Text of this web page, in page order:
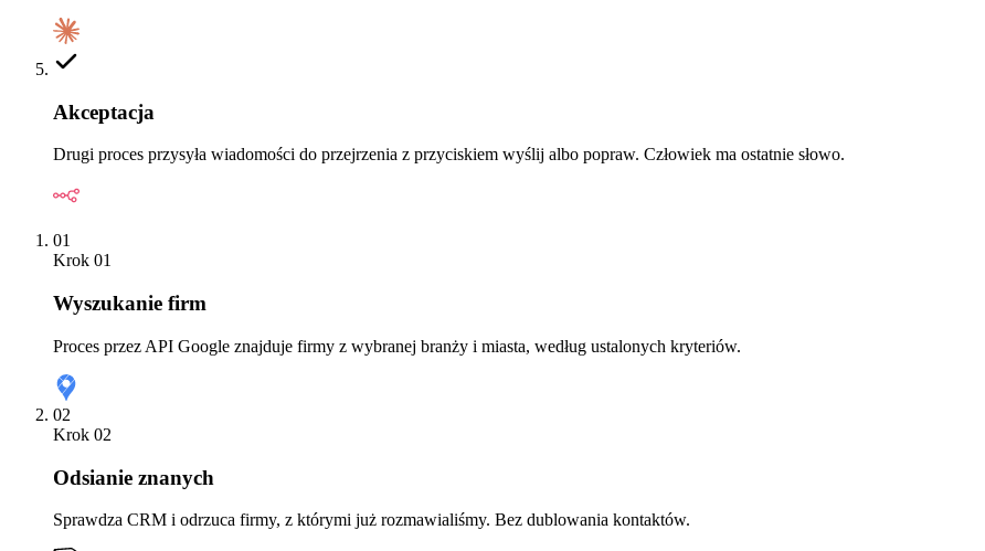
Akceptacja
Drugi proces przysyła wiadomości do przejrzenia z przyciskiem wyślij albo popraw. Człowiek ma ostatnie słowo.
01
Krok 01
Wyszukanie firm
Proces przez API Google znajduje firmy z wybranej branży i miasta, według ustalonych kryteriów.
02
Krok 02
Odsianie znanych
Sprawdza CRM i odrzuca firmy, z którymi już rozmawialiśmy. Bez dublowania kontaktów.